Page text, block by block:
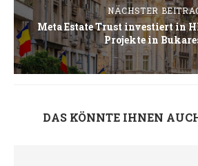
NÄCHSTER
Meta Estate Trust investiert in
Projekte in
DAS KÖNNTE IHNEN